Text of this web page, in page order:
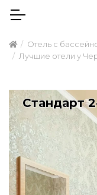
Отель с
Лучшие отели у
Стандарт